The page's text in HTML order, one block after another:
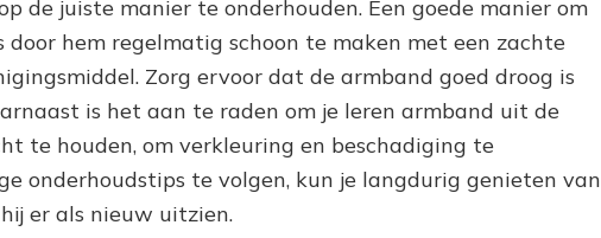
de juiste manier te onderhouden. Een goede manier om
hem regelmatig schoon te maken met een zachte
Zorg ervoor dat de armband goed droog is
is het aan te raden om je leren armband uit de
te houden, om verkleuring en beschadiging te
onderhoudstips te volgen, kun je langdurig genieten van
er als nieuw uitzien.